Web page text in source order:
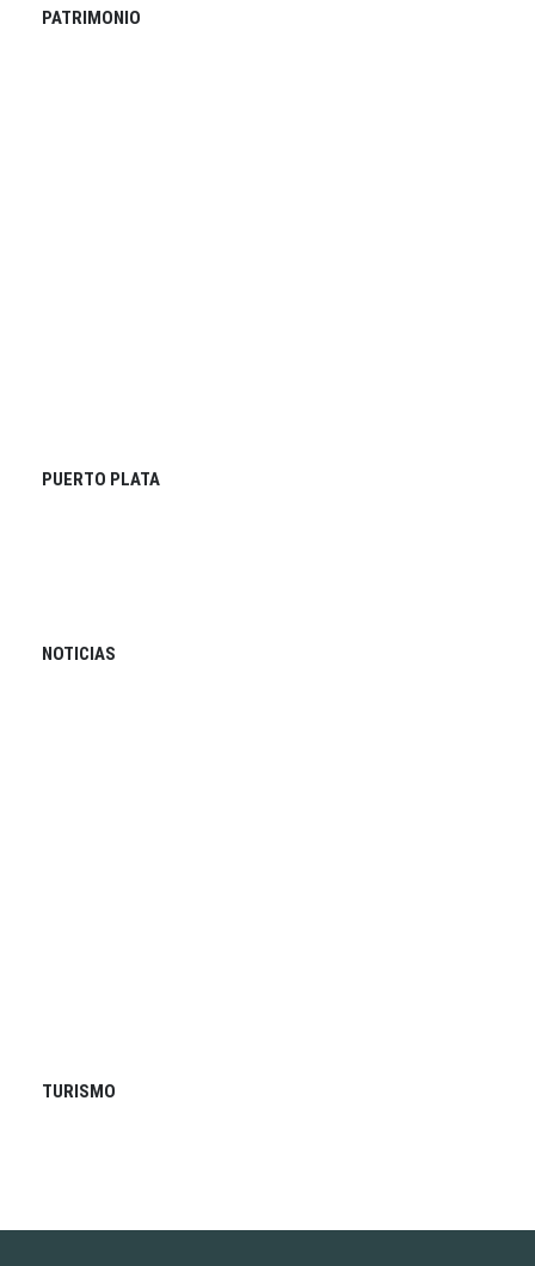
PATRIMONIO
PUERTO PLATA
NOTICIAS
TURISMO